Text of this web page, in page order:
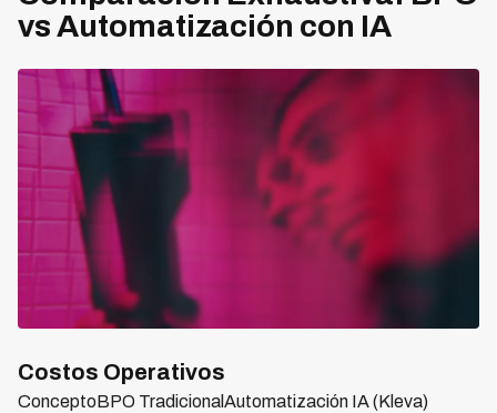
vs Automatización con IA
Costos Operativos
ConceptoBPO TradicionalAutomatización IA (Kleva)